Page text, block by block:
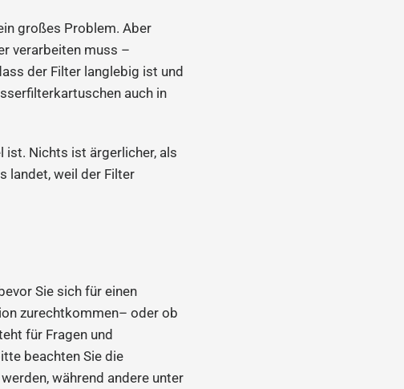
großes Problem. Aber
verarbeiten muss –
der Filter langlebig ist und
auch in
ist. Nichts ist ärgerlicher, als
landet, weil der Filter
Sie sich für einen
zurechtkommen– oder ob
für Fragen und
beachten Sie die
während andere unter